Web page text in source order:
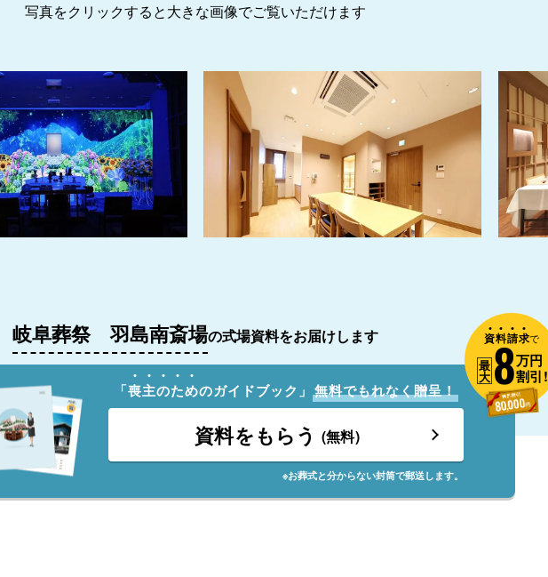
写真をクリックすると大きな画像でご覧いただけます
岐阜葬祭 羽島南斎場の式場資料をお届けします
「喪主のためのガイドブック」 無料でもれなく贈呈！
資料をもらう (無料)
※お葬式と分からない封筒で郵送します。
資料請求で
最
大8万円
割引!